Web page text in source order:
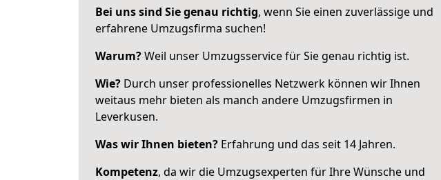
Bei uns sind Sie genau richtig, wenn Sie einen zuverlässige und
erfahrene Umzugsfirma suchen!
Warum?Weil unser Umzugsservice für Sie genau richtig ist.
Wie? Durch unser professionelles Netzwerk können wir Ihnen
weitaus mehr bieten als manch andere Umzugsfirmen in
Leverkusen.
Was wir Ihnen bieten? Erfahrung und das seit 14 Jahren.
Kompetenz, da wir die Umzugsexperten für Ihre Wünsche und